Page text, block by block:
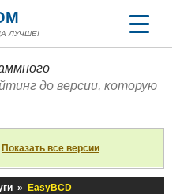
ЛУЧШЕ!
до версии, которую
Показать все версии
» EasyBCD